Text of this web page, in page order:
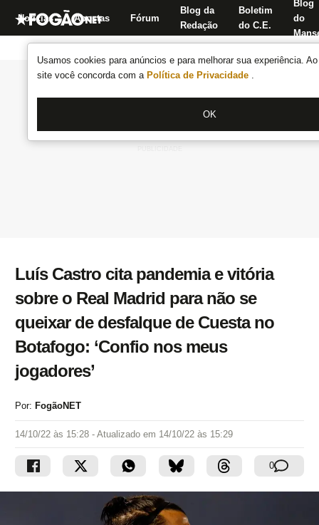
Usamos cookies para anúncios e para melhorar sua experiência.
site você concorda com a Política de Privacidade .
OK
Notícias Apostas Fórum
Blog da
Redação
Boletim
do C.E.
Blog
do
Luís Castro cita pandemia e vitória
sobre o Real Madrid para não se
queixar de desfalque de Cuesta no
Botafogo: ‘Confio nos meus
jogadores’
Por: FogãoNET
14/10/22 às 15:28 - Atualizado em 14/10/22 às 15:29
0